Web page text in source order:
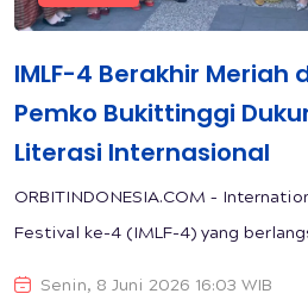
IMLF-4 Berakhir Meriah
Pemko Bukittinggi
Literasi Internasional
ORBITINDONESIA.COM –
Festival ke-4 (IMLF-4) yang
Senin, 8 Juni 2026 16:03 WIB